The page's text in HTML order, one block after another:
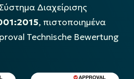
Διαχείρισης
, πιστοποιημένα
Technische Bewertung